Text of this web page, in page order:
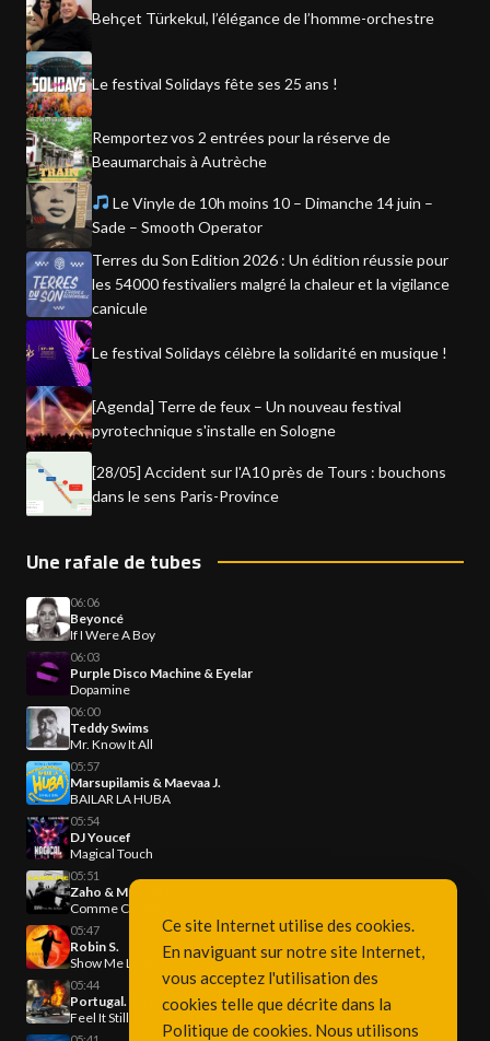
Behçet Türkekul, l’élégance de l’homme-orchestre
Le festival Solidays fête ses 25 ans !
Remportez vos 2 entrées pour la réserve de
Beaumarchais à Autrèche
Le Vinyle de 10h moins 10 – Dimanche 14 juin –
Sade – Smooth Operator
Terres du Son Edition 2026 : Un édition réussie pour
les 54000 festivaliers malgré la chaleur et la vigilance
canicule
Le festival Solidays célèbre la solidarité en musique !
[Agenda] Terre de feux – Un nouveau festival
pyrotechnique s'installe en Sologne
[28/05] Accident sur l'A10 près de Tours : bouchons
dans le sens Paris-Province
Une rafale de tubes
06:06
Beyoncé
If I Were A Boy
06:03
Purple Disco Machine & Eyelar
Dopamine
06:00
Teddy Swims
Mr. Know It All
05:57
Marsupilamis & Maevaa J.
BAILAR LA HUBA
05:54
DJ Youcef
Magical Touch
05:51
Zaho & Mc Solaar
Comme Caroline
05:47
Robin S.
Show Me Love
05:44
Portugal. The Man
Feel It Still
Ce site Internet utilise des cookies.
En naviguant sur notre site Internet,
vous acceptez l'utilisation des
cookies telle que décrite dans la
Politique de cookies. Nous utilisons